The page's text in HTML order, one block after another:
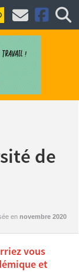
de
en novembre 2020
vous
et